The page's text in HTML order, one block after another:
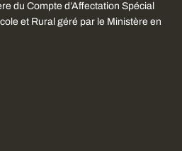
du Compte d’Affectation Spécial
et Rural géré par le Ministère en